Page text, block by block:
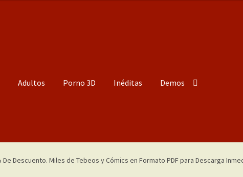
Adultos Porno 3D Inéditas Demos